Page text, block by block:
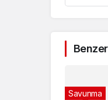
Savunma